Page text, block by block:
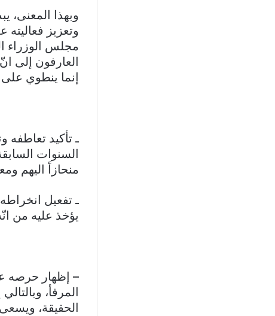
وبهذا المعنى،
وتعزيز
مجلس الوزراء
العارفون إلى
إنما ينطوي على
ـ تأكيد
السنوات
منحازاً اليهم
ـ تفعيل انخراطه
يؤخذ عليه من
– إظهار حرصه
المرفأ،
الحقيقة،